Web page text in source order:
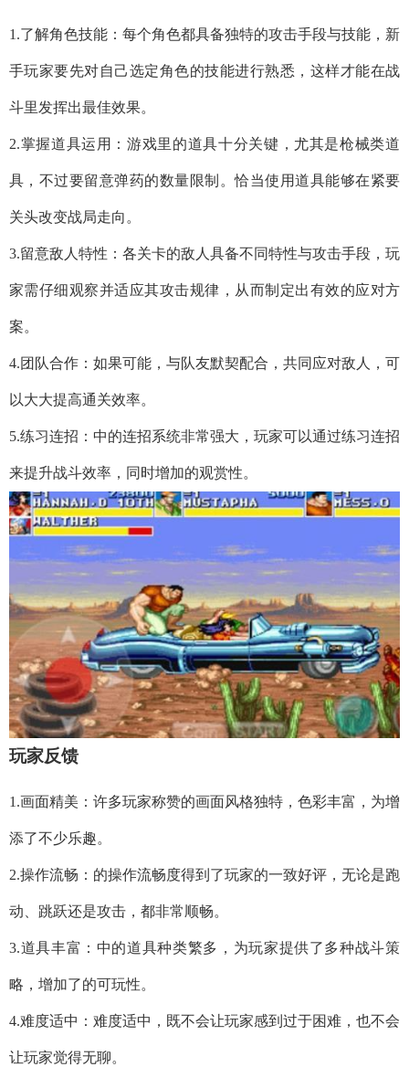
1.了解角色技能：每个角色都具备独特的攻击手段与技能，新
手玩家要先对自己选定角色的技能进行熟悉，这样才能在战
斗里发挥出最佳效果。
2.掌握道具运用：游戏里的道具十分关键，尤其是枪械类道
具，不过要留意弹药的数量限制。恰当使用道具能够在紧要
关头改变战局走向。
3.留意敌人特性：各关卡的敌人具备不同特性与攻击手段，玩
家需仔细观察并适应其攻击规律，从而制定出有效的应对方
案。
4.团队合作：如果可能，与队友默契配合，共同应对敌人，可
以大大提高通关效率。
5.练习连招：中的连招系统非常强大，玩家可以通过练习连招
来提升战斗效率，同时增加的观赏性。
玩家反馈
1.画面精美：许多玩家称赞的画面风格独特，色彩丰富，为增
添了不少乐趣。
2.操作流畅：的操作流畅度得到了玩家的一致好评，无论是跑
动、跳跃还是攻击，都非常顺畅。
3.道具丰富：中的道具种类繁多，为玩家提供了多种战斗策
略，增加了的可玩性。
4.难度适中：难度适中，既不会让玩家感到过于困难，也不会
让玩家觉得无聊。